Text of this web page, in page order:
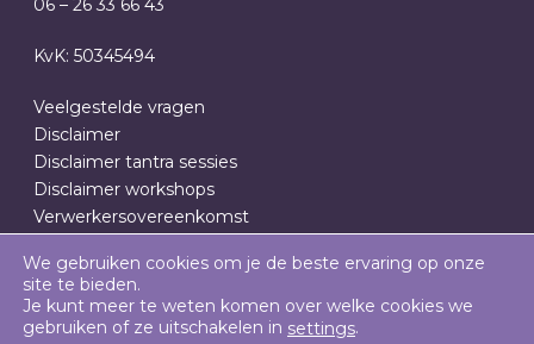
06 – 26 33 66 43
KvK: 50345494
Veelgestelde vragen
Disclaimer
Disclaimer tantra sessies
Disclaimer workshops
Verwerkersovereenkomst
Algemene Voorwaarden
We gebruiken cookies om je de beste ervaring op onze
site te bieden.
Je kunt meer te weten komen over welke cookies we
gebruiken of ze uitschakelen in settings.